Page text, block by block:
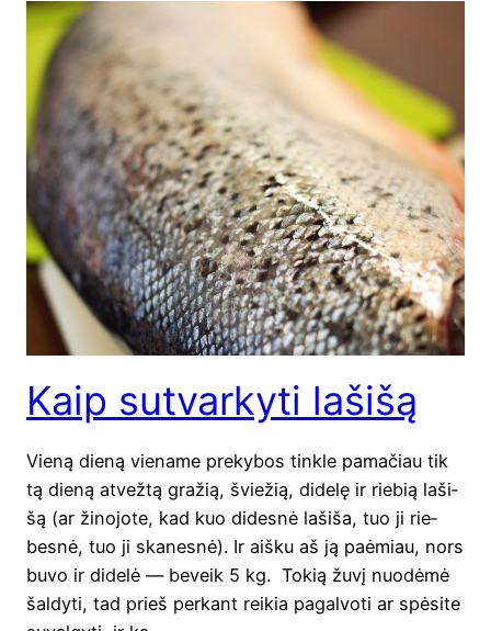
Kaip sutvarkyti lašišą
Vie­ną die­ną vie­na­me pre­ky­bos tink­le pama­čiau tik
tą die­ną atvež­tą gra­žią, švie­žią, dide­lę ir rie­bią laši­
šą (ar žino­jo­te, kad kuo dides­nė laši­ša, tuo ji rie­
bes­nė, tuo ji ska­nes­nė). Ir aiš­ku aš ją paėmiau, nors
buvo ir dide­lė — beveik 5 kg. Tokią žuvį nuo­dė­mė
šal­dy­ti, tad prieš per­kant rei­kia pagal­vo­ti ar spė­si­te